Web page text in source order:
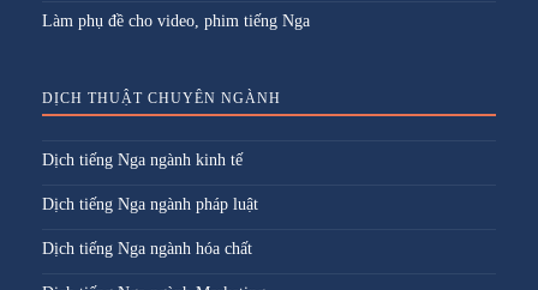
Làm phụ đề cho video, phim tiếng Nga
DỊCH THUẬT CHUYÊN NGÀNH
Dịch tiếng Nga ngành kinh tế
Dịch tiếng Nga ngành pháp luật
Dịch tiếng Nga ngành hóa chất